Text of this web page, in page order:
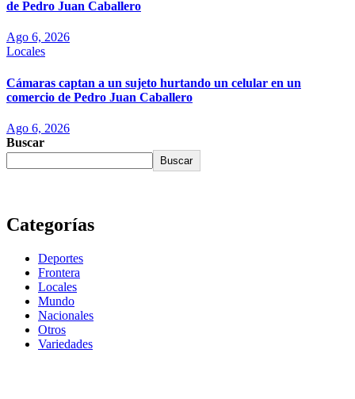
de Pedro Juan Caballero
Ago 6, 2026
Locales
Cámaras captan a un sujeto hurtando un celular en un
comercio de Pedro Juan Caballero
Ago 6, 2026
Buscar
Buscar
Categorías
Deportes
Frontera
Locales
Mundo
Nacionales
Otros
Variedades